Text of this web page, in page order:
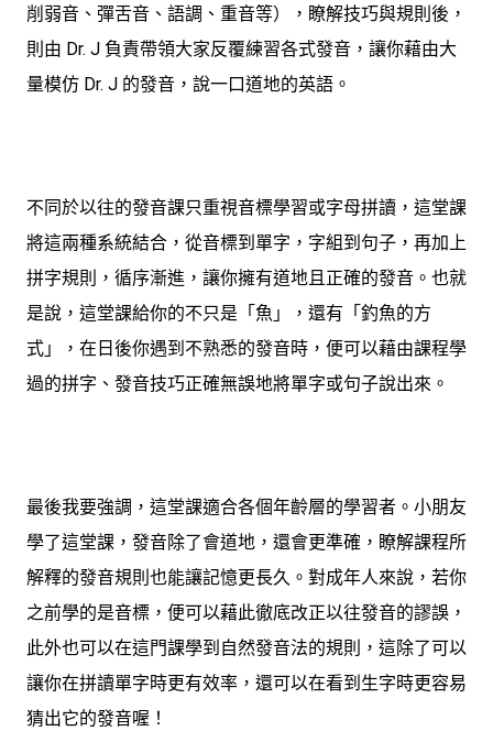
削弱音、彈舌音、語調、重音等），瞭解技巧與規則後，
則由 Dr. J 負責帶領大家反覆練習各式發音，讓你藉由大
量模仿 Dr. J 的發音，說一口道地的英語。
不同於以往的發音課只重視音標學習或字母拼讀， 這堂課
將這兩種系統結合，從音標到單字，字組到句子，再加上
拼字規則，循序漸進，讓你擁有道地且正確的發音。 也就
是說，這堂課給你的不只是「魚」，還有「釣魚的方
式」，在日後你遇到不熟悉的發音時，便可以藉由課程學
過的拼字、發音技巧正確無誤地將單字或句子說出來。
最後我要強調，這堂課適合各個年齡層的學習者。小朋友
學了這堂課，發音除了會道地，還會更準確，瞭解課程所
解釋的發音規則也能讓記憶更長久。對成年人來說，若你
之前學的是音標，便可以藉此徹底改正以往發音的謬誤，
此外也可以在這門課學到自然發音法的規則，這除了可以
讓你在拼讀單字時更有效率，還可以在看到生字時更容易
猜出它的發音喔！